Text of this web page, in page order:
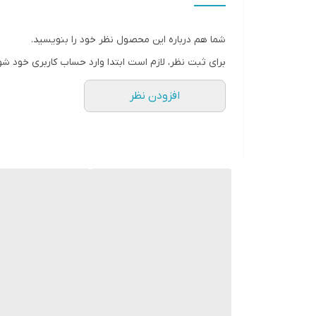
شما هم درباره این محصول نظر خود را بنویسید.
برای ثبت نظر، لازم است ابتدا وارد حساب کاربری خود
افزودن نظر